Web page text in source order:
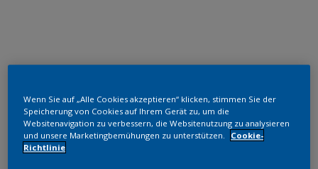
HOLLANDS WIT 9010
SA021E
Wenn Sie auf „Alle Cookies akzeptieren“ klicken, stimmen Sie der
Speicherung von Cookies auf Ihrem Gerät zu, um die
Websitenavigation zu verbessern, die Websitenutzung zu analysieren
und unsere Marketingbemühungen zu unterstützen.
Cookie-
Richtlinie